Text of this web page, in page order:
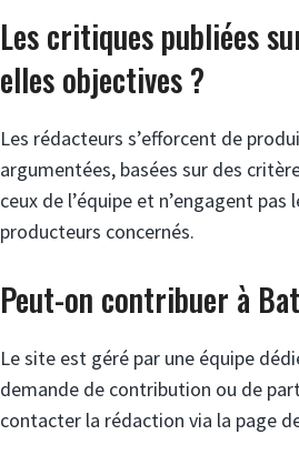
Les critiques publiées
elles objectives ?
Les rédacteurs s’efforcent de
argumentées, basées sur des
ceux de l’équipe et n’engagent pas
producteurs concernés.
Peut-on contribuer à
Le site est géré par une équipe
demande de contribution ou de
contacter la rédaction via la page